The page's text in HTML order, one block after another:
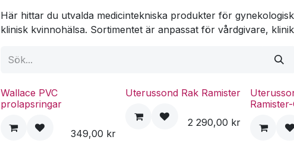
Här hittar du utvalda medicintekniska produkter för
klinisk kvinnohälsa. Sortimentet är anpassat för vårdgivare,
Wallace PVC
prolapsringar
349,00 kr
Uterussond Rak Ramister
2 290,00 kr